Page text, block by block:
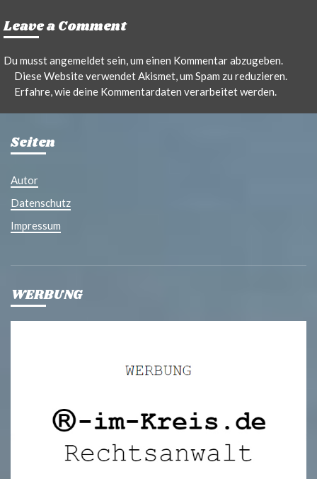
Leave a Comment
Du musstangemeldetsein, um einen Kommentar abzugeben.
Diese Website verwendet Akismet, um Spam zu reduzieren.
Erfahre, wie deine Kommentardaten verarbeitet werden.
Seiten
Autor
Datenschutz
Impressum
WERBUNG